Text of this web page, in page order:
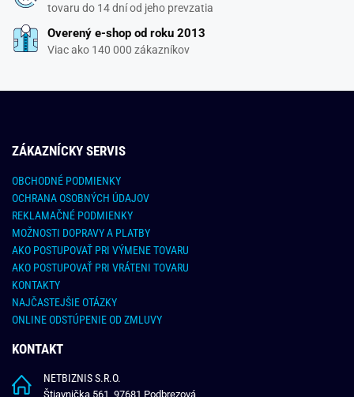
tovaru do 14 dní od jeho prevzatia
Overený e-shop od roku 2013
Viac ako 140 000 zákazníkov
ZÁKAZNÍCKY SERVIS
OBCHODNÉ PODMIENKY
OCHRANA OSOBNÝCH ÚDAJOV
REKLAMAČNÉ PODMIENKY
MOŽNOSTI DOPRAVY A PLATBY
AKO POSTUPOVAŤ PRI VÝMENE TOVARU
AKO POSTUPOVAŤ PRI VRÁTENI TOVARU
KONTAKTY
NAJČASTEJŠIE OTÁZKY
ONLINE ODSTÚPENIE OD ZMLUVY
KONTAKT
NETBIZNIS S.R.O.
Štiavnička 561, 97681 Podbrezová